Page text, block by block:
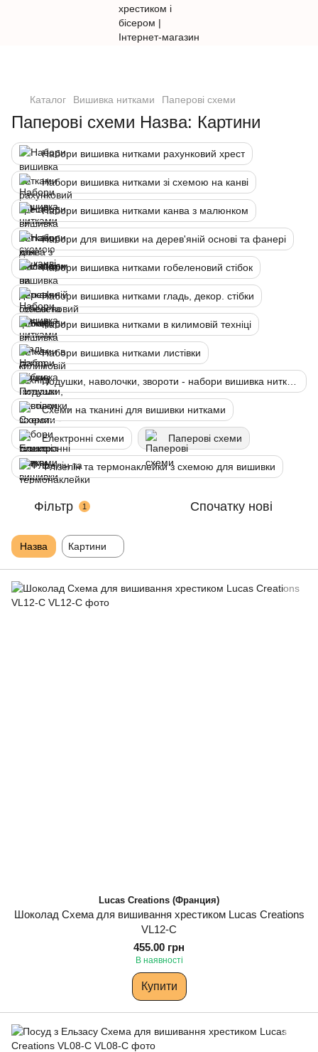
Каталог Вишивка нитками Паперові схеми
Паперові схеми Назва: Картини
Набори вишивка нитками рахунковий хрест
Набори вишивка нитками зі схемою на канві
Набори вишивка нитками канва з малюнком
Набори для вишивки на дерев'яній основі та фанері
Набори вишивка нитками гобеленовий стібок
Набори вишивка нитками гладь, декор. стібки
Набори вишивка нитками в килимовій техніці
Набори вишивка нитками листівки
Схеми на тканині для вишивки нитками
Електронні схеми Паперові схеми
Флізелін та термонаклейки з схемою для вишивки
Фільтр 1 Спочатку нові
Назва Картини
Lucas Creations (Франция)
Шоколад Схема для вишивання хрестиком Lucas Creations
VL12-C
455.00 грн
В наявності
Купити